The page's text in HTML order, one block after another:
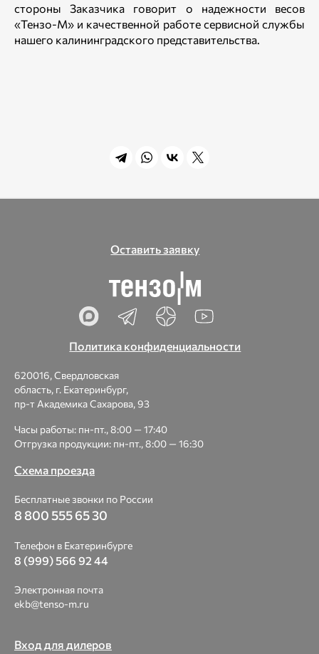
стороны Заказчика говорит о надежности весов
«Тензо-М» и качественной работе сервисной службы
нашего калининградского представительства.
Оставить заявку
Политика конфиденциальности
620016, Свердловская
область, г. Екатеринбург,
пр-т Академика Сахарова, 93
Часы работы: пн-пт., 8:00 — 17:40
Отгрузка продукции: пн-пт., 8:00 — 16:30
Схема проезда
Бесплатные звонки по России
8 800 555 65 30
Телефон в Екатеринбурге
8 (999) 566 92 44
Электронная почта
ekb@tenso-m.ru
Вход для дилеров